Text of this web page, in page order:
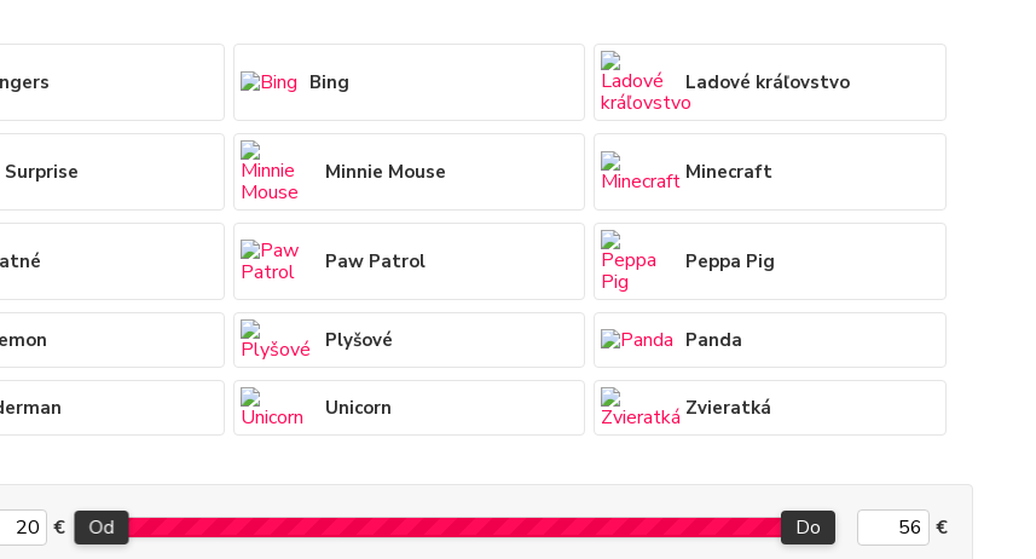
Bing Ladové kráľovstvo
Surprise Minnie Mouse Minecraft
Paw Patrol Peppa Pig
Plyšové Panda
Unicorn Zvieratká
€ Od Do €